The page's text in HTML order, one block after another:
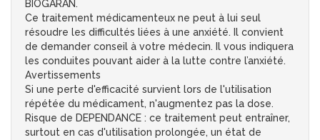
BIOGARAN.
Ce traitement médicamenteux ne peut à lui seul
résoudre les difficultés liées à une anxiété. Il convient
de demander conseil à votre médecin. Il vous indiquera
les conduites pouvant aider à la lutte contre l’anxiété.
Avertissements
Si une perte d'efficacité survient lors de l'utilisation
répétée du médicament, n'augmentez pas la dose.
Risque de DEPENDANCE : ce traitement peut entraîner,
surtout en cas d'utilisation prolongée, un état de